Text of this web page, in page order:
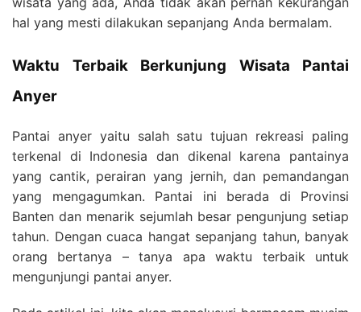
hal yang mesti dilakukan sepanjang Anda bermalam.
Waktu Terbaik Berkunjung Wisata Pantai
Anyer
Pantai anyer yaitu salah satu tujuan rekreasi paling
terkenal di Indonesia dan dikenal karena pantainya
yang cantik, perairan yang jernih, dan pemandangan
yang mengagumkan. Pantai ini berada di Provinsi
Banten dan menarik sejumlah besar pengunjung setiap
tahun. Dengan cuaca hangat sepanjang tahun, banyak
orang bertanya – tanya apa waktu terbaik untuk
mengunjungi pantai anyer.